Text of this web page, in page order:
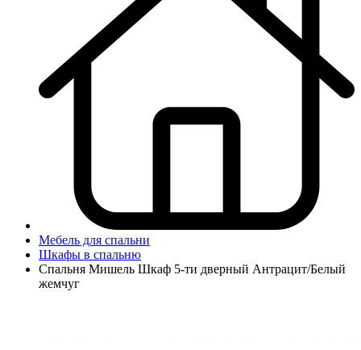
Мебель для спальни
Шкафы в спальню
Спальня Мишель Шкаф 5-ти дверный Антрацит/Белый
жемчуг